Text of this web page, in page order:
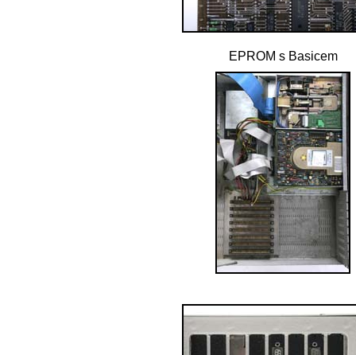
EPROM s Basicem